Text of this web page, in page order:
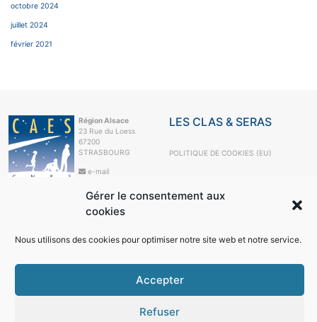
Gérer le consentement aux
cookies
Nous utilisons des cookies pour optimiser notre site web et notre service.
Accepter
Refuser
octobre 2024
juillet 2024
février 2021
Région Alsace
23 Rue du Loess
67200
STRASBOURG
e-mail
99
LES CLAS & SERAS
POLITIQUE DE COOKIES (EU)
LE CAES DU CNRS